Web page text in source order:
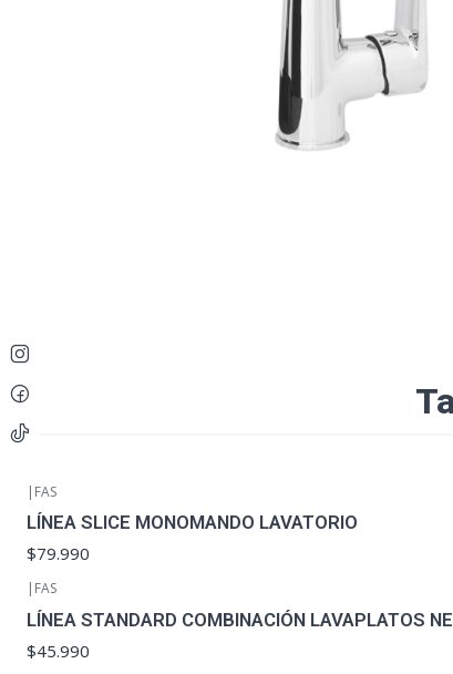
| FAS
LÍNEA SLICE MONOMANDO LAVATORIO
$79.990
| FAS
LÍNEA STANDARD COMBINACIÓN LAVAPLATOS
$45.990